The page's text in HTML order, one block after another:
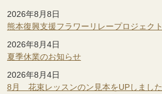
2026年8月8日
熊本復興支援フラワーリレープロジェクト
2026年8月4日
夏季休業のお知らせ
2026年8月4日
8月 花束レッスンのン見本をUPしました